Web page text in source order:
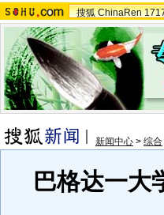
搜狐 ChinaRen
新闻中心 > 综合
巴格达一大